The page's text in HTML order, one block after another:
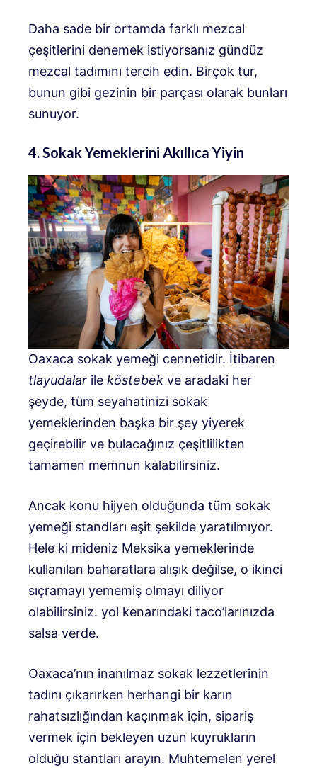
Daha sade bir ortamda farklı mezcal
çeşitlerini denemek istiyorsanız gündüz
mezcal tadımını tercih edin. Birçok tur,
bunun gibi gezinin bir parçası olarak bunları
sunuyor.
4. Sokak Yemeklerini Akıllıca Yiyin
Oaxaca sokak yemeği cennetidir. İtibaren
tlayudalar ile köstebek ve aradaki her
şeyde, tüm seyahatinizi sokak
yemeklerinden başka bir şey yiyerek
geçirebilir ve bulacağınız çeşitlilikten
tamamen memnun kalabilirsiniz.
Ancak konu hijyen olduğunda tüm sokak
yemeği standları eşit şekilde yaratılmıyor.
Hele ki mideniz Meksika yemeklerinde
kullanılan baharatlara alışık değilse, o ikinci
sıçramayı yememiş olmayı diliyor
olabilirsiniz. yol kenarındaki taco’larınızda
salsa verde.
Oaxaca’nın inanılmaz sokak lezzetlerinin
tadını çıkarırken herhangi bir karın
rahatsızlığından kaçınmak için, sipariş
vermek için bekleyen uzun kuyrukların
olduğu stantları arayın. Muhtemelen yerel